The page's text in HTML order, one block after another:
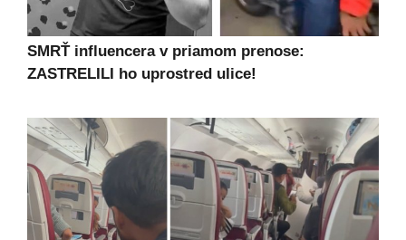
SMRŤ influencera v priamom prenose:
ZASTRELILI ho uprostred ulice!